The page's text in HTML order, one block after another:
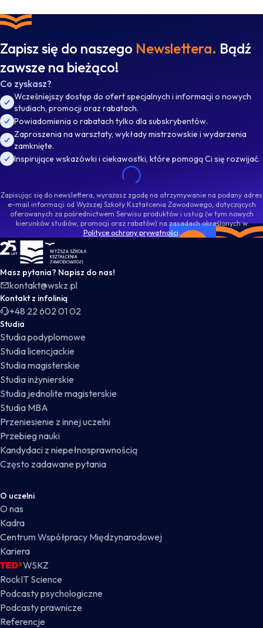
Zapisz się do naszego Newslettera. Bądź
zawsze na bieżąco!
Co zyskasz?
Wcześniejszy dostęp do ofert specjalnych i informacji o nowych
studiach, promocji oraz rabatach.
Powiadomienia o rabatach tylko dla subskrybentów.
Zaproszenia na warsztaty, wykłady mistrzowskie i wydarzenia
zamknięte.
Inspirujące wskazówki i ciekawostki, które pomogą Ci się rozwijać.
Zapisując się do newslettera, wyrażasz zgodę na otrzymywanie na podany adres
e-mail informacji od Wyższej Szkoły Kształcenia Zawodowego, dotyczących
oferowanych za pośrednictwem Serwisu produktów i usług (w tym nowych
kierunków studiów, promocji oraz rabatów) na zasadach określonych w
Polityce ochrony prywatności.
WSKZ - strona główna
Masz pytania? Napisz do nas!
kontakt@wskz.pl
Kontakt z infolinią
+48 22 602 01 02
Studia
Studia podyplomowe
Studia licencjackie
Studia magisterskie
Studia inżynierskie
Studia jednolite magisterskie
Studia MBA
Przeniesienie z innej uczelni
Przebieg nauki
Kandydaci z niepełnosprawnością
Często zadawane pytania
O uczelni
O nas
Kadra
Centrum Współpracy Międzynarodowej
Kariera
WSKZ
RockIT Science
Podcasty psychologiczne
Podcasty prawnicze
Referencje